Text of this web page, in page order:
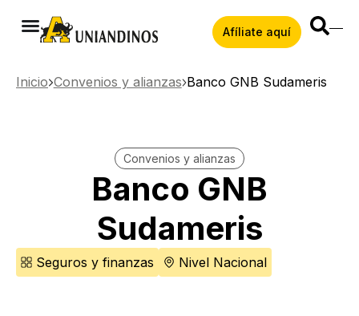
Afíliate aquí
Inicio Convenios y alianzas Banco GNB Sudameris
Convenios y alianzas
Banco GNB
Sudameris
Seguros y finanzas Nivel Nacional